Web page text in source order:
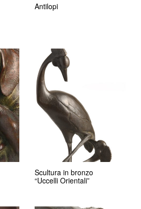
Antilopi
Scultura in bronzo
“Uccelli Orientali”